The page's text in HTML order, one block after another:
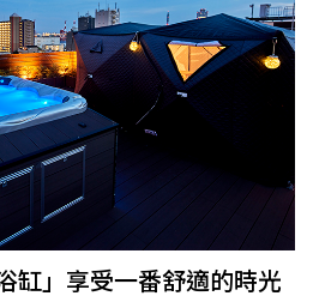
缸」享受一番舒適的時光